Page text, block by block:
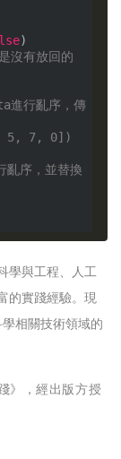
沒有放回的
進行亂序，傳
5, 7, 0])
亂序，並替換
學與工程、人工
的實踐經驗。現
相關技術領域的
》，經出版方授